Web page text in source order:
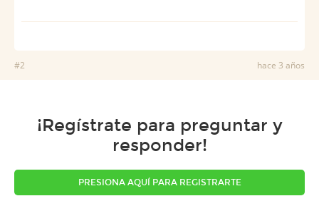
#2 hace 3 años
¡Regístrate para preguntar y
responder!
PRESIONA AQUÍ PARA REGISTRARTE